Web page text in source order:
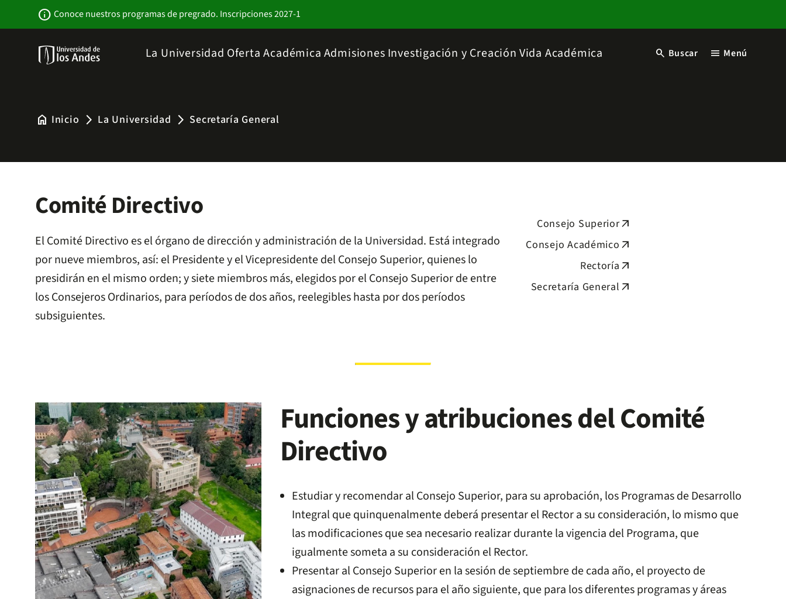
info Conoce nuestros programas de pregrado. Inscripciones 2027-1
La Universidad Oferta Académica Admisiones Investigación y Creación Vida Académica search Buscar menu Menú
home Inicio arrow_forward_ios La Universidad arrow_forward_ios Secretaría General
Comité Directivo
El Comité Directivo es el órgano de dirección y administración de la Universidad. Está integrado
por nueve miembros, así: el Presidente y el Vicepresidente del Consejo Superior, quienes lo
presidirán en el mismo orden; y siete miembros más, elegidos por el Consejo Superior de entre
los Consejeros Ordinarios, para períodos de dos años, reelegibles hasta por dos períodos
subsiguientes.
Consejo Superiorarrow_outward
Consejo Académico arrow_outward
Rectoría arrow_outward
Secretaría General arrow_outward
Funciones y atribuciones del Comité
Directivo
Estudiar y recomendar al Consejo Superior, para su aprobación, los Programas de Desarrollo
Integral que quinquenalmente deberá presentar el Rector a su consideración, lo mismo que
las modificaciones que sea necesario realizar durante la vigencia del Programa, que
igualmente someta a su consideración el Rector.
Presentar al Consejo Superior en la sesión de septiembre de cada año, el proyecto de
asignaciones de recursos para el año siguiente, que para los diferentes programas y áreas